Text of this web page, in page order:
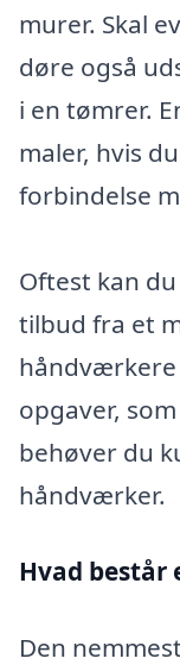
murer. Skal
døre også
i en tømrer.
maler, hvis
forbindelse
Oftest kan
tilbud fra et
opgaver,
behøver du
håndværker.
Hvad består
Den